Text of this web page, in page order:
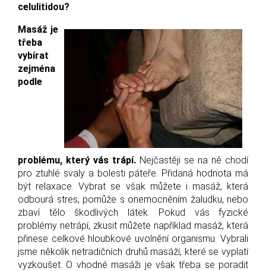
celulitidou?
Masáž je
třeba
vybírat
zejména
podle
problému, který vás trápí. Nejčastěji se na ně chodí
pro ztuhlé svaly a bolesti páteře. Přidaná hodnota má
být relaxace. Vybrat se však můžete i masáž, která
odbourá stres, pomůže s onemocněním žaludku, nebo
zbaví tělo škodlivých látek. Pokud vás fyzické
problémy netrápí, zkusit můžete například masáž, která
přinese celkové hloubkové uvolnění organismu. Vybrali
jsme několik netradičních druhů masáží, které se vyplatí
vyzkoušet. O vhodné masáži je však třeba se poradit